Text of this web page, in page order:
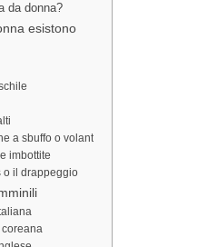
da donna?
esistono
a sbuffo o volant
imbottite
o il drappeggio